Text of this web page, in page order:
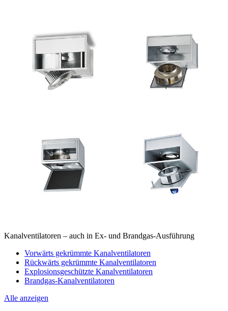
Kanalventilatoren – auch in Ex- und Brandgas-Ausführung
Vorwärts gekrümmte Kanalventilatoren
Rückwärts gekrümmte Kanalventilatoren
Explosionsgeschützte Kanalventilatoren
Brandgas-Kanalventilatoren
Alle anzeigen